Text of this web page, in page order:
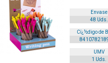
Envase
48 Uds.
Cï¿½digo de
UMV
1 Uds.